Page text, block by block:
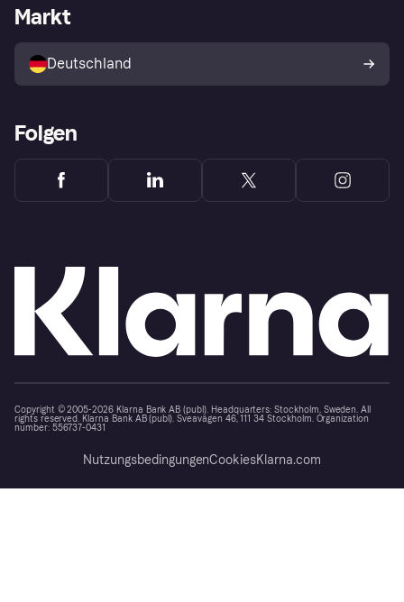
Klarna App
Shops entdecken
Käuferschutzrichtlinie
Dein Widerrufsrecht
Händlerportal
Markt
Deutschland
Folgen
Copyright © 2005-2026 Klarna Bank AB (publ). Headquarters: Stockholm, Sweden. All
rights reserved. Klarna Bank AB (publ). Sveavägen 46, 111 34 Stockholm. Organization
number: 556737-0431
NutzungsbedingungenCookiesKlarna.com